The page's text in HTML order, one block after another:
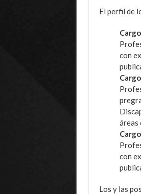
El perfil de
Cargo
con
áreas
con
Los y las